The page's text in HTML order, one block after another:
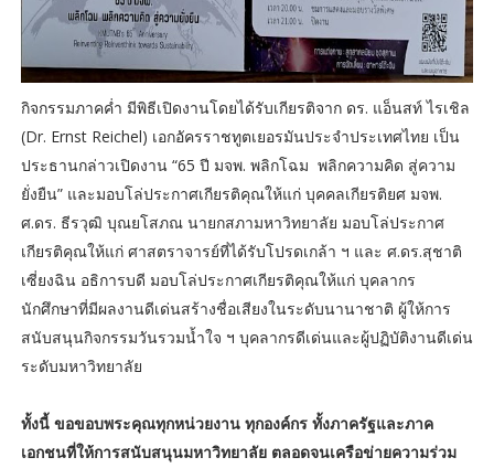
กิจกรรมภาคค่ำ มีพิธีเปิดงานโดยได้รับเกียรติจาก ดร. แอ็นสท์ ไรเชิล
(Dr. Ernst Reichel) เอกอัครราชทูตเยอรมันประจำประเทศไทย เป็น
ประธานกล่าวเปิดงาน “65 ปี มจพ. พลิกโฉม พลิกความคิด สู่ความ
ยั่งยืน” และมอบโล่ประกาศเกียรติคุณให้แก่ บุคคลเกียรติยศ มจพ.
ศ.ดร. ธีรวุฒิ บุณยโสภณ นายกสภามหาวิทยาลัย มอบโล่ประกาศ
เกียรติคุณให้แก่ ศาสตราจารย์ที่ได้รับโปรดเกล้า ฯ และ ศ.ดร.สุชาติ
เซี่ยงฉิน อธิการบดี มอบโล่ประกาศเกียรติคุณให้แก่ บุคลากร
นักศึกษาที่มีผลงานดีเด่นสร้างชื่อเสียงในระดับนานาชาติ ผู้ให้การ
สนับสนุนกิจกรรมวันรวมน้ำใจ ฯ บุคลากรดีเด่นและผู้ปฏิบัติงานดีเด่น
ระดับมหาวิทยาลัย
ทั้งนี้ ขอขอบพระคุณทุกหน่วยงาน ทุกองค์กร ทั้งภาครัฐและภาค
เอกชนที่ให้การสนับสนุนมหาวิทยาลัย ตลอดจนเครือข่ายความร่วม